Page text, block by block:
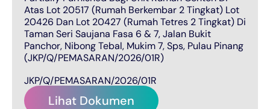
Atas Lot 20517 (Rumah Berkembar 2 Tingkat) Lot
20426 Dan Lot 20427 (Rumah Tetres 2 Tingkat) Di
Taman Seri Saujana Fasa 6 & 7, Jalan Bukit
Panchor, Nibong Tebal, Mukim 7, Sps, Pulau Pinang
(JKP/Q/PEMASARAN/2026/01R)
JKP/Q/PEMASARAN/2026/01R
Lihat Dokumen